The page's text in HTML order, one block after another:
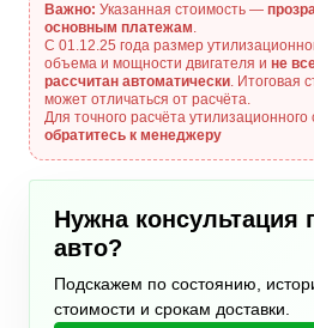
Важно: Указанная стоимость —
основным платежам.
С 01.12.25 года размер
объема и мощности двигателя и не
рассчитан автоматически. Итоговая
может отличаться от расчёта.
Для точного расчёта
обратитесь к менеджеру
Нужна консультация
авто?
Подскажем по состоянию,
стоимости и срокам доставки.